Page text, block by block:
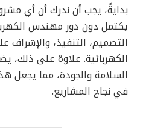
بدايةً، يجب أن ندرك أن أي
يكتمل دون دور مهندس
التصميم، التنفيذ، والإشراف
الكهربائية. علاوة على ذلك،
السلامة والجودة، مما يجعل
في نجاح المشاريع.